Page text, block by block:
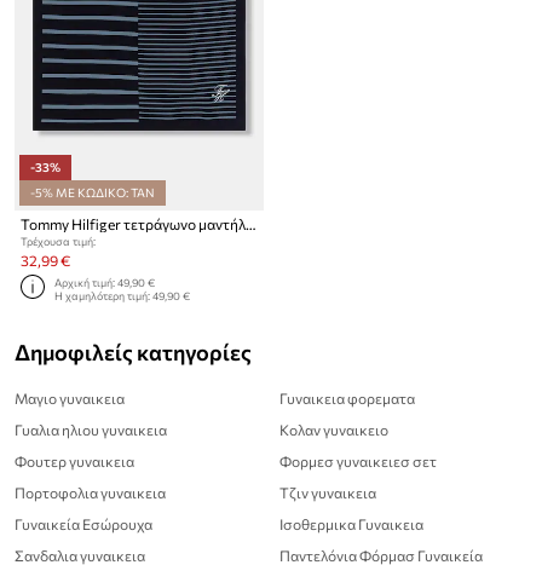
-33%
-5% ΜΕ ΚΩΔΙΚΟ: TAN
Tommy Hilfiger τετράγωνο μαντήλι γυναικείο βαμβακερό
Τρέχουσα τιμή:
32,99 €
Αρχική τιμή:49,90 €
Η χαμηλότερη τιμή:49,90 €
Δημοφιλείς κατηγορίες
Μαγιο γυναικεια
Γυαλια ηλιου γυναικεια
Φουτερ γυναικεια
Πορτοφολια γυναικεια
Γυναικεία Εσώρουχα
Σανδαλια γυναικεια
Γυναικεια φορεματα
Κολαν γυναικειο
Φορμεσ γυναικειεσ σετ
Τζιν γυναικεια
Ισοθερμικα Γυναικεια
Παντελόνια Φόρμασ Γυναικεία